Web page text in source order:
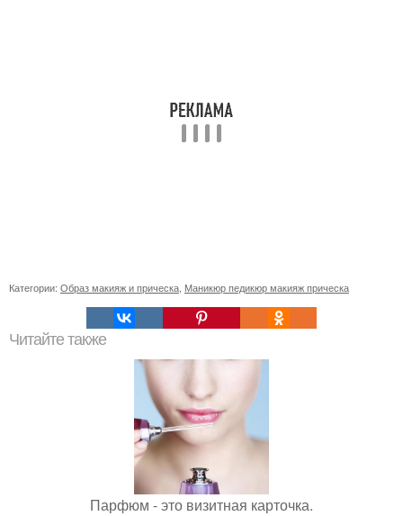
Категории: Образ макияж и прическа Маникюр педикюр макияж прическа
Читайте также
Парфюм - это визитная карточка.